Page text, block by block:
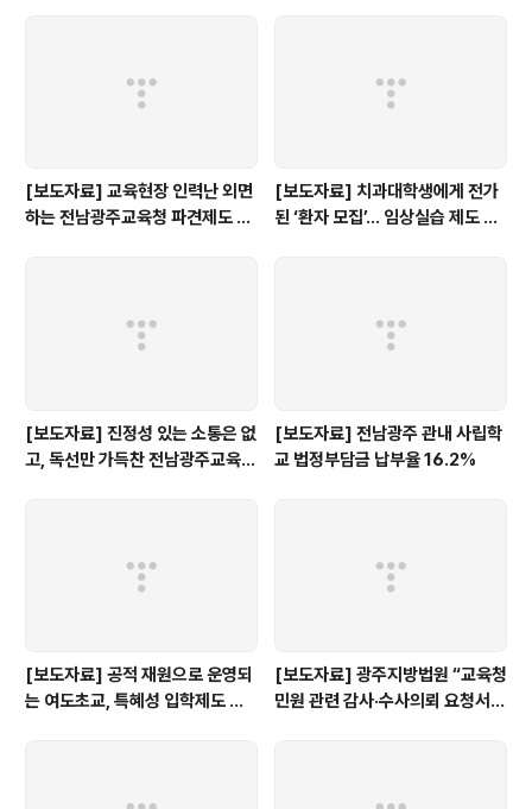
[보도자료] 교육현장 인력난 외면
하는 전남광주교육청 파견제도 재
[보도자료] 치과대학생에게 전가
된 ‘환자 모집’… 임상실습 제도 개
[보도자료] 진정성 있는 소통은 없
고, 독선만 가득찬 전남광주교육감
[보도자료] 전남광주 관내 사립학
교 법정부담금 납부율 16.2%
[보도자료] 공적 재원으로 운영되
는 여도초교, 특혜성 입학제도 즉
[보도자료] 광주지방법원 “교육청
민원 관련 감사·수사의뢰 요청서,